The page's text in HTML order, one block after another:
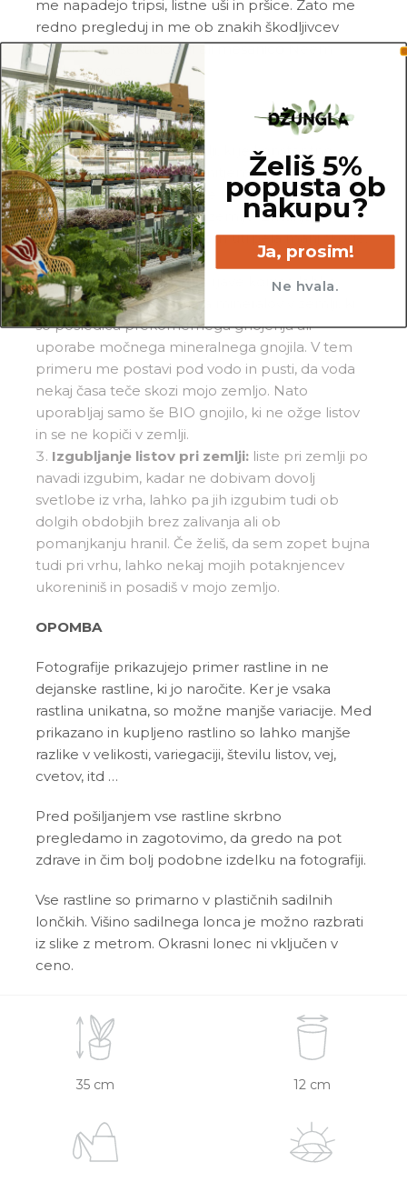
me napadejo tripsi, listne uši in pršice. Zato me
redno pregleduj in me ob znakih škodljivcev
pozdravi z insekticidom ali mešanicoNeem
tonika in vode.
Pogoste težave
Gnitje:če stojim v zemlji, ki je konstantno
mokra, bom reagirala z gnitjem korenin. V tem
primeru mi poreži nagnite korenine in me
presadi v svežo in zračno zemljo. Zmanjšaj
pogostost zalivanja, saj bom utrpela manj škode,
če me zalivaš redkeje.
Rjave konice na listih:
rjave konice lahko
dobim zaradi nakopičenja mineralov v zemlji, ki
so posledica prekomernega gnojenja ali
uporabe močnega mineralnega gnojila. V tem
primeru me postavi pod vodo in pusti, da voda
nekaj časa teče skozi mojo zemljo. Nato
uporabljaj samo še BIO gnojilo, ki ne ožge listov
in se ne kopiči v zemlji.
Izgubljanje listov pri zemlji:liste pri zemlji po
navadi izgubim, kadar ne dobivam dovolj
svetlobe iz vrha, lahko pa jih izgubim tudi ob
dolgih obdobjih brez zalivanja ali ob
pomanjkanju hranil. Če želiš, da sem zopet bujna
tudi pri vrhu, lahko nekaj mojih potaknjencev
ukoreniniš in posadiš v mojo zemljo.
OPOMBA
Fotografije prikazujejo primer rastline in ne
dejanske rastline, ki jo naročite. Ker je vsaka
rastlina unikatna, so možne manjše variacije. Med
prikazano in kupljeno rastlino so lahko manjše
razlike v velikosti, variegaciji, številu listov, vej,
cvetov, itd …
Pred pošiljanjem vse rastline skrbno
pregledamo in zagotovimo, da gredo na pot
zdrave in čim bolj podobne izdelku na fotografiji.
Vse rastline so primarno v plastičnih sadilnih
lončkih. Višino sadilnega lonca je možno razbrati
iz slike z metrom. Okrasni lonec ni vključen v
ceno.
35 cm 12 cm
Želiš 5%
popusta ob
nakupu?
Ja, prosim!
Ne hvala.